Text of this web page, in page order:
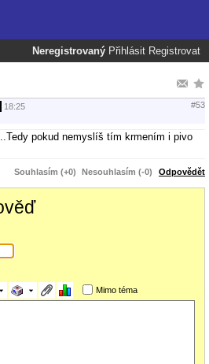
Neregistrovaný Přihlásit Registrovat
18:25 #53
pokud nemyslíš tím krmením i pivo
Souhlasím (+0) Nesouhlasím (-0) Odpovědět
Mimo téma